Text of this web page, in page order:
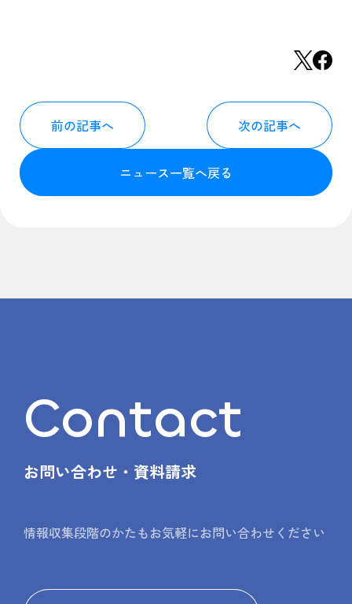
前の記事へ 次の記事へ
ニュース一覧へ戻る
Contact
お問い合わせ・資料請求
情報収集段階のかたもお気軽にお問い合わせください